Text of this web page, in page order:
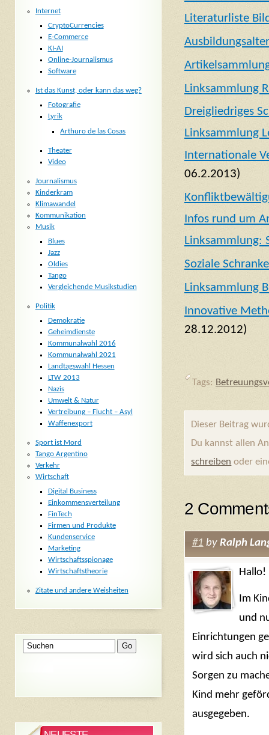
Literaturliste
Linksammlung
Dreigliedriges
Linksammlung
Internationale
06.2.2013)
Infos rund um
Linksammlung:
Soziale
Linksammlung
Innovative
28.12.2012)
Tags:
Dieser Beitrag
Du kannst allen
schreiben oder
2
#1 by Ralph
Hallo!
Im
und
Einrichtungen
wird sich auch
Sorgen zu
Kind mehr
ausgegeben.
Internet
CryptoCurrencies
E-Commerce
KI-AI
Online-Journalismus
Software
Ist das Kunst, oder kann das weg?
Fotografie
Lyrik
Arthuro de las Cosas
Theater
Video
Journalismus
Kinderkram
Klimawandel
Kommunikation
Musik
Blues
Jazz
Oldies
Tango
Vergleichende Musikstudien
Politik
Demokratie
Geheimdienste
Kommunalwahl 2016
Kommunalwahl 2021
Landtagswahl Hessen
LTW 2013
Nazis
Umwelt & Natur
Vertreibung – Flucht – Asyl
Waffenexport
Sport ist Mord
Tango Argentino
Verkehr
Wirtschaft
Digital Business
Einkommensverteilung
FinTech
Firmen und Produkte
Kundenservice
Marketing
Wirtschaftsspionage
Wirtschaftstheorie
Zitate und andere Weisheiten